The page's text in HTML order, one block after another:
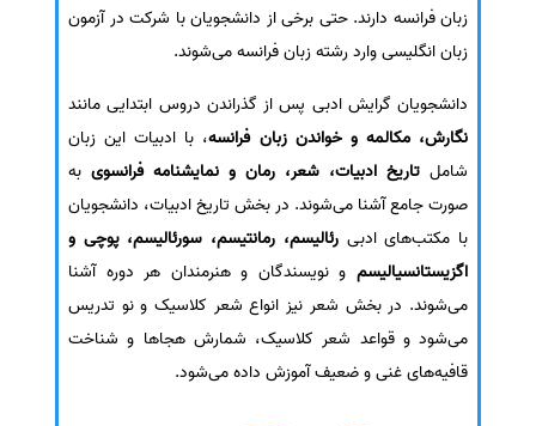
زبان فرانسه دارند. حتی برخی از دانشجویان با شرکت در آزمون
زبان انگلیسی وارد رشته زبان فرانسه می‌شوند.
دانشجویان گرایش ادبی پس از گذراندن دروس ابتدایی مانند
نگارش، مکالمه و خواندن زبان فرانسه، با ادبیات این زبان
شامل تاریخ ادبیات، شعر، رمان و نمایشنامه فرانسوی به
صورت جامع آشنا می‌شوند. در بخش تاریخ ادبیات، دانشجویان
با مکتب‌های ادبیرئالیسم، رمانتیسم، سورئالیسم، پوچی و
اگزیستانسیالیسم و نویسندگان و هنرمندان هر دوره آشنا
می‌شوند. در بخش شعر نیز انواع شعر کلاسیک و نو تدریس
می‌شود و قواعد شعر کلاسیک، شمارش هجاها و شناخت
قافیه‌های غنی و ضعیف آموزش داده می‌شود.